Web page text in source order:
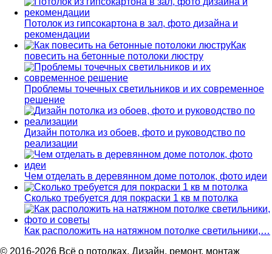
Потолок из гипсокартона в зал, фото дизайна и
рекомендации
Как
повесить на бетонные потолоки люстру
Проблемы точечных светильников и их современное
решение
Дизайн потолка из обоев, фото и руководство по
реализации
Чем отделать в деревянном доме потолок, фото идеи
Сколько требуется для покраски 1 кв м потолка
Как расположить на натяжном потолке светильники,…
© 2016-2026 Всё о потолках. Дизайн, ремонт, монтаж